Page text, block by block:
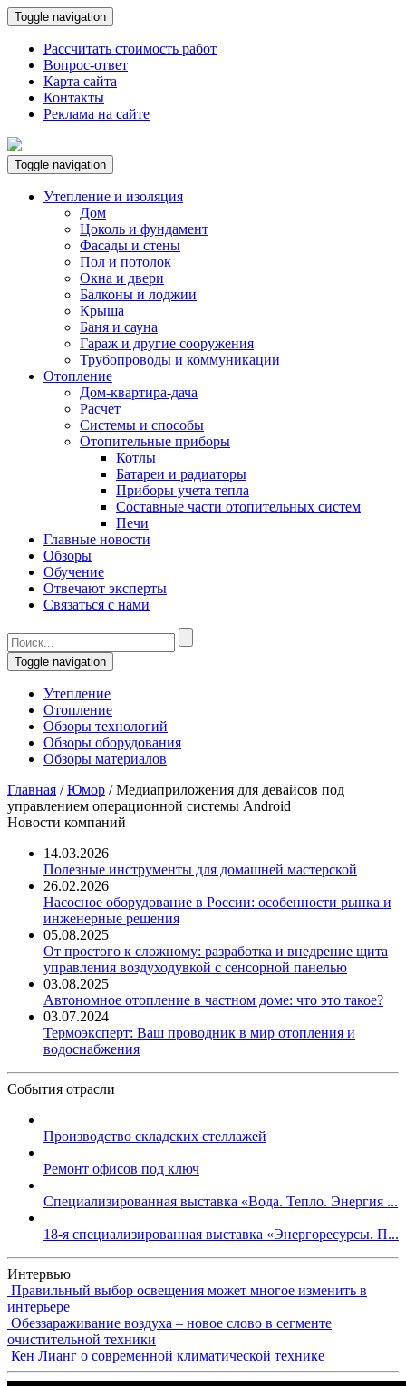
Toggle navigation
Рассчитать стоимость работ
Вопрос-ответ
Карта сайта
Контакты
Реклама на сайте
Toggle navigation
Утепление и изоляция
Дом
Цоколь и фундамент
Фасады и стены
Пол и потолок
Окна и двери
Балконы и лоджии
Крыша
Баня и сауна
Гараж и другие сооружения
Трубопроводы и коммуникации
Отопление
Дом-квартира-дача
Расчет
Системы и способы
Отопительные приборы
Котлы
Батареи и радиаторы
Приборы учета тепла
Составные части отопительных систем
Печи
Главные новости
Обзоры
Обучение
Отвечают эксперты
Связаться с нами
Toggle navigation
Утепление
Отопление
Обзоры технологий
Обзоры оборудования
Обзоры материалов
Главная /Юмор /Медиаприложения для девайсов под
управлением операционной системы Android
Новости компаний
14.03.2026
Полезные инструменты для домашней мастерской
26.02.2026
Насосное оборудование в России: особенности рынка и
инженерные решения
05.08.2025
От простого к сложному: разработка и внедрение щита
управления воздуходувкой с сенсорной панелью
03.08.2025
Автономное отопление в частном доме: что это такое?
03.07.2024
Термоэксперт: Ваш проводник в мир отопления и
водоснабжения
События отрасли
Производство складских стеллажей
Ремонт офисов под ключ
Специализированная выставка «Вода. Тепло. Энергия ...
18-я специализированная выставка «Энергоресурсы. П...
Интервью
Правильный выбор освещения может многое изменить в
интерьере
Обеззараживание воздуха – новое слово в сегменте
очистительной техники
Кен Лианг о современной климатической технике